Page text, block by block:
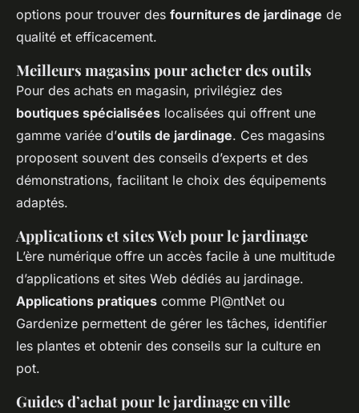
options pour trouver des fournitures de jardinage de
qualité et efficacement.
Meilleurs magasins pour acheter des outils
Pour des achats en magasin, privilégiez des
boutiques spécialisées localisées qui offrent une
gamme variée d’outils de jardinage. Ces magasins
proposent souvent des conseils d’experts et des
démonstrations, facilitant le choix des équipements
adaptés.
Applications et sites Web pour le jardinage
L’ère numérique offre un accès facile à une multitude
d’applications et sites Web dédiés au jardinage.
Applications pratiques comme Pl@ntNet ou
Gardenize permettent de gérer les tâches, identifier
les plantes et obtenir des conseils sur la culture en
pot.
Guides d’achat pour le jardinage en ville